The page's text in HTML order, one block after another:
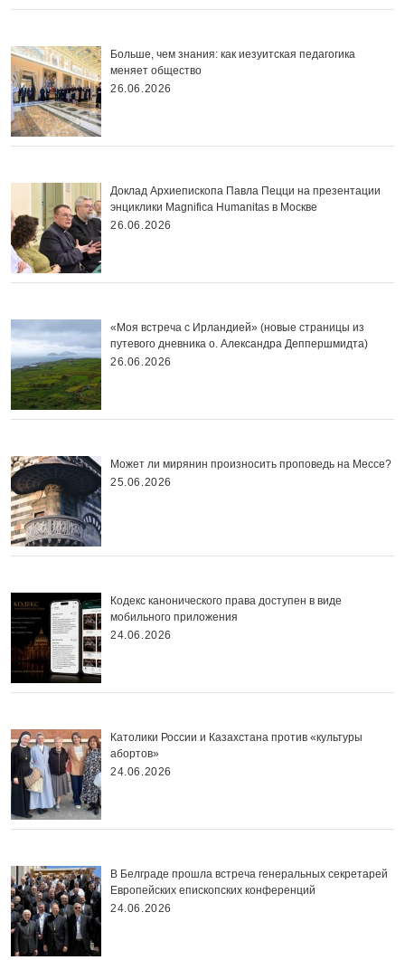
Больше, чем знания: как иезуитская педагогика
меняет общество
26.06.2026
Доклад Архиепископа Павла Пецци на презентации
энциклики Magnifica Нumanitas в Москве
26.06.2026
«Моя встреча с Ирландией» (новые страницы из
путевого дневника о. Александра Деппершмидта)
26.06.2026
Может ли мирянин произносить проповедь на Мессе?
25.06.2026
Кодекс канонического права доступен в виде
мобильного приложения
24.06.2026
Католики России и Казахстана против «культуры
абортов»
24.06.2026
В Белграде прошла встреча генеральных секретарей
Европейских епископских конференций
24.06.2026